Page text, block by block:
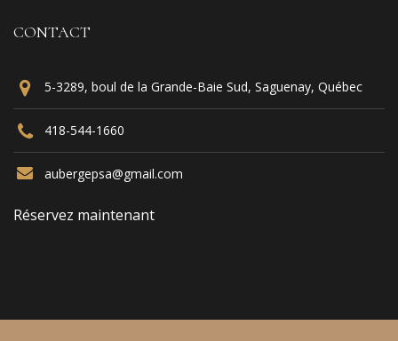
CONTACT
5-3289, boul de la Grande-Baie Sud, Saguenay, Québec
418-544-1660
aubergepsa@gmail.com
Réservez maintenant